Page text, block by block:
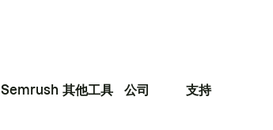
Semrush 其他工具 公司 支持